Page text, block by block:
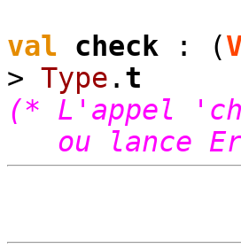
val
check : (
> Type . t
(* L'appel
ou lance